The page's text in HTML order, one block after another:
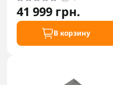
41 999 грн.
В корзину